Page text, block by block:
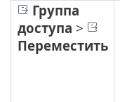
Группа
доступа >
Переместить